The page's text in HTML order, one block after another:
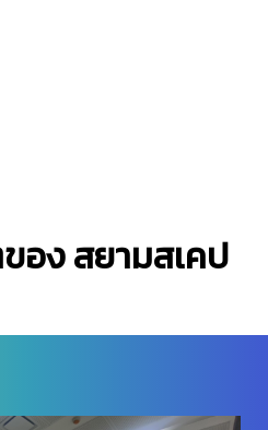
อง สยามสเคป